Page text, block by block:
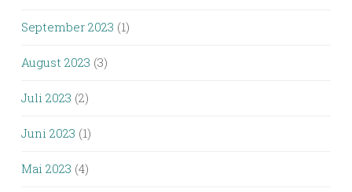
September 2023 (1)
August 2023 (3)
Juli 2023 (2)
Juni 2023 (1)
Mai 2023 (4)